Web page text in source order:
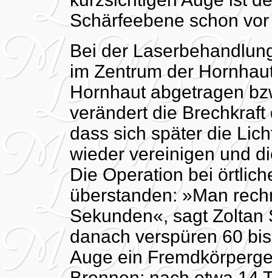
Schärfeebene schon
Bei der
im Zentrum der
Hornhaut abgetragen
verändert die
dass sich später die
wieder vereinigen und
Die Operation bei
überstanden: »Man
Sekunden«, sagt Zoltan
danach verspüren 60
Auge ein